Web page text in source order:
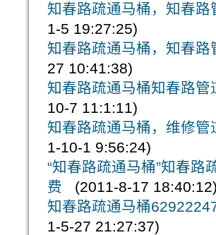
知春路疏通马桶，知春
1-5 19:27:25)
知春路疏通马桶，知春
27 10:41:38)
知春路疏通马桶知春路
10-7 11:1:11)
知春路疏通马桶，维修
1-10-1 9:56:24)
“知春路疏通马桶”知春
费
(2011-8-17 18:40:12)
知春路疏通马桶
1-5-27 21:27:37)